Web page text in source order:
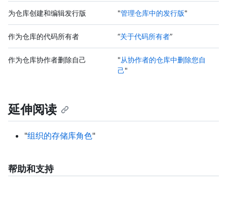
为仓库创建和编辑发行版 "管理仓库中的发行版"
作为仓库的代码所有者 “关于代码所有者”
作为仓库协作者删除自己 "从协作者的仓库中删除您自
己"
延伸阅读
"组织的存储库角色"
帮助和支持